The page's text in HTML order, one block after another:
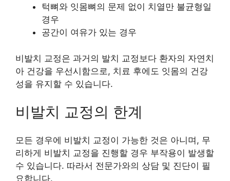
턱뼈와 잇몸뼈의 문제 없이 치열만 불균형일
경우
공간이 여유가 있는 경우
비발치 교정은 과거의 발치 교정보다 환자의 자연치
아 건강을 우선시함으로, 치료 후에도 잇몸의 건강
성을 유지할 수 있습니다.
비발치 교정의 한계
모든 경우에 비발치 교정이 가능한 것은 아니며, 무
리하게 비발치 교정을 진행할 경우 부작용이 발생할
수 있습니다. 따라서 전문가와의 상담 및 진단이 필
요합니다.